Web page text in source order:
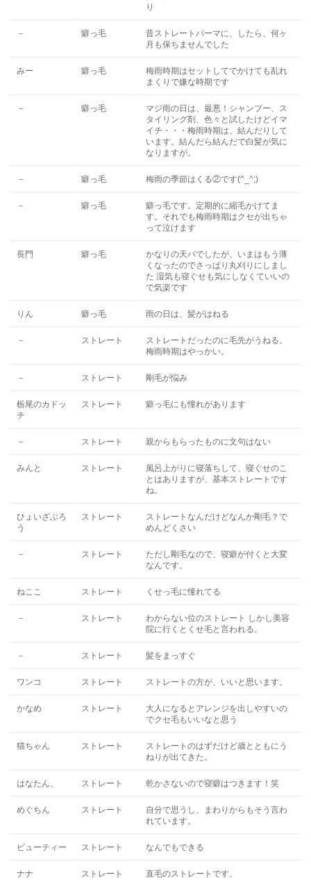
り
－ 癖っ毛
昔ストレートパーマに、したら、何ヶ
月も保ちませんでした
みー 癖っ毛
梅雨時期はセットしてでかけても乱れ
まくりで嫌な時期です
－ 癖っ毛
マジ雨の日は、最悪！シャンプー、ス
タイリング剤、色々と試したけどイマ
イチ・・・梅雨時期は、結んだりして
います。結んだら結んだで白髪が気に
なりますが。
－ 癖っ毛 梅雨の季節はくる②です(^_^;)
－ 癖っ毛
癖っ毛です。定期的に縮毛かけてま
す。それでも梅雨時期はクセが出ちゃ
って泣けます
長門 癖っ毛
かなりの天パでしたが、いまはもう薄
くなったのでさっぱり丸刈りにしまし
た 湿気も寝ぐせも気にしなくていいの
で気楽です
りん 癖っ毛 雨の日は、髪がはねる
－ ストレート
ストレートだったのに毛先がうねる。
梅雨時期はやっかい。
－ ストレート 剛毛が悩み
栃尾のカドッ
チ
ストレート 癖っ毛にも憧れがあります
－ ストレート 親からもらったものに文句はない
みんと ストレート
風呂上がりに寝落ちして、寝ぐせのこ
とはありますが、基本ストレートです
ね。
ひょいざぶろ
う
ストレート
ストレートなんだけどなんか剛毛？で
めんどくさい
－ ストレート
ただし剛毛なので、寝癖が付くと大変
なんです。
ねここ ストレート くせっ毛に憧れてる
－ ストレート
わからない位のストレート しかし美容
院に行くとくせ毛と言われる。
－ ストレート 髪をまっすぐ
ワンコ ストレート ストレートの方が、いいと思います。
かなめ ストレート
大人になるとアレンジを出しやすいの
でクセ毛もいいなと思う
猫ちゃん ストレート
ストレートのはずだけど歳とともにう
ねりが出てきた。
はなたん、 ストレート 乾かさないので寝癖はつきます！笑
めぐちん ストレート
自分で思うし、まわりからもそう言わ
れています。
ビューティー ストレート なんでもできる
ナナ ストレート 直毛のストレートです。